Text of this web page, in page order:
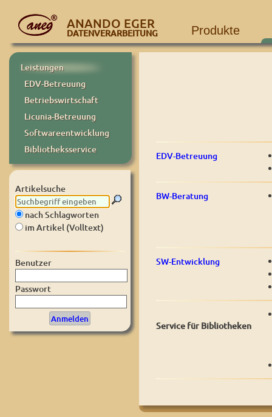
ANANDO EGER
DATENVERARBEITUNG Produkte
Leistungen
EDV-Betreuung
Betriebswirtschaft
Licunia-Betreuung
Softwareentwicklung
Bibliotheksservice
Artikelsuche
nach Schlagworten
im Artikel (Volltext)
Benutzer
Passwort
EDV-Betreuung
BW-Beratung
SW-Entwicklung
Service für Bibliotheken